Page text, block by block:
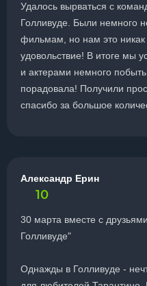
Удалось вырваться с
Голливуде. Были немного
фильмам, но нам это
удовольствие! В итоге мы
и актерами немного
порадовала! Получили
спасибо за большое
Александр Ерин
10
30 марта вместе с
Голливуде"
Однажды в Голливуде -